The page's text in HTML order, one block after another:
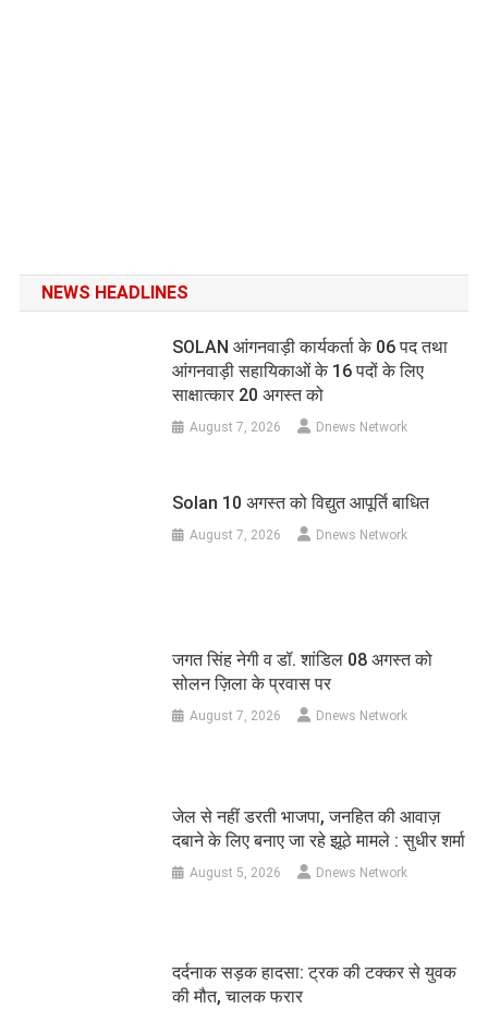
NEWS HEADLINES
SOLAN आंगनवाड़ी कार्यकर्ता के 06 पद तथा
आंगनवाड़ी सहायिकाओं के 16 पदों के लिए
साक्षात्कार 20 अगस्त को
August 7, 2026 Dnews Network
Solan 10 अगस्त को विद्युत आपूर्ति बाधित
August 7, 2026 Dnews Network
जगत सिंह नेगी व डॉ. शांडिल 08 अगस्त को
सोलन ज़िला के प्रवास पर
August 7, 2026 Dnews Network
जेल से नहीं डरती भाजपा, जनहित की आवाज़
दबाने के लिए बनाए जा रहे झूठे मामले : सुधीर शर्मा
August 5, 2026 Dnews Network
दर्दनाक सड़क हादसा: ट्रक की टक्कर से युवक
की मौत, चालक फरार